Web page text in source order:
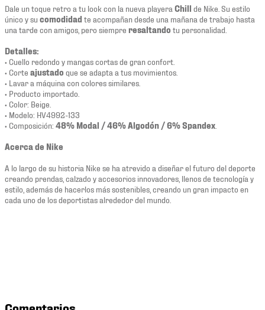
Dale un toque retro a tu look con la nueva playera Chill de Nike. Su estilo
único y su comodidad te acompañan desde una mañana de trabajo hasta
una tarde con amigos, pero siempre resaltando tu personalidad.
Detalles:
• Cuello redondo y mangas cortas de gran confort.
• Corte ajustado que se adapta a tus movimientos.
• Lavar a máquina con colores similares.
• Producto importado.
• Color: Beige.
• Modelo: HV4992-133
• Composición: 48% Modal / 46% Algodón / 6% Spandex
Acerca de Nike
A lo largo de su historia Nike se ha atrevido a diseñar el futuro del deporte
creando prendas, calzado y accesorios innovadores, llenos de tecnología y
estilo, además de hacerlos más sostenibles, creando un gran impacto en
cada uno de los deportistas alrededor del mundo.
Comentarios